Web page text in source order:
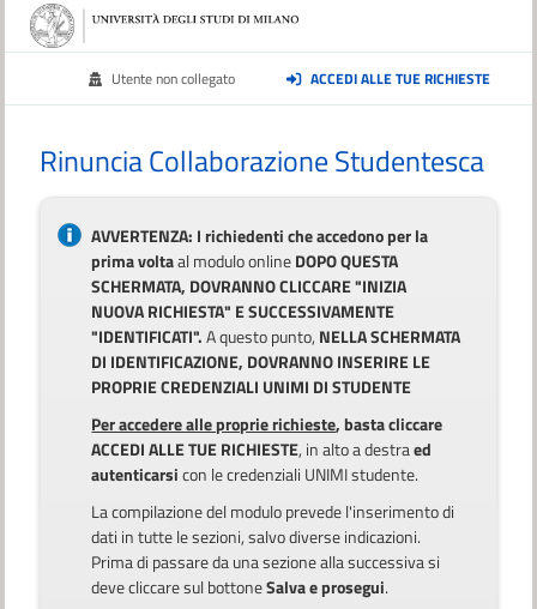
Utente non collegato ACCEDI ALLE TUE RICHIESTE
Rinuncia Collaborazione Studentesca
AVVERTENZA: I richiedenti che accedono per la
prima voltaal modulo onlineDOPO QUESTA
SCHERMATA, DOVRANNO CLICCARE "INIZIA
NUOVA RICHIESTA" E SUCCESSIVAMENTE
"IDENTIFICATI".A questo punto, NELLA SCHERMATA
DI IDENTIFICAZIONE, DOVRANNO INSERIRE LE
PROPRIE CREDENZIALI UNIMI DI STUDENTE
Per accedere alle proprie richieste, basta cliccare
ACCEDI ALLE TUE RICHIESTE, in alto a destraed
autenticarsicon le credenziali UNIMI studente.
La compilazione del modulo prevede l'inserimento di
dati in tutte le sezioni, salvo diverse indicazioni.
Prima di passare da una sezione alla successiva si
deve cliccare sul bottoneSalva e prosegui.